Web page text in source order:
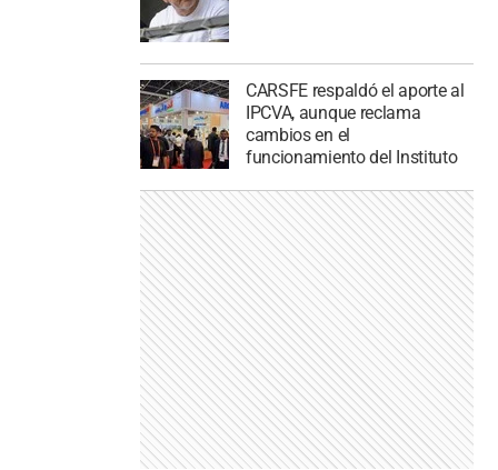
CARSFE respaldó el aporte al
IPCVA, aunque reclama
cambios en el
funcionamiento del Instituto